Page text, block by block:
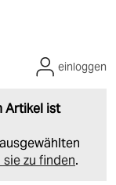
Artikel ist
zu finden.
einloggen